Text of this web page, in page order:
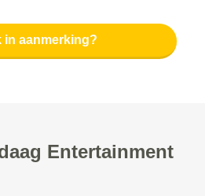
in aanmerking?
Entertainment